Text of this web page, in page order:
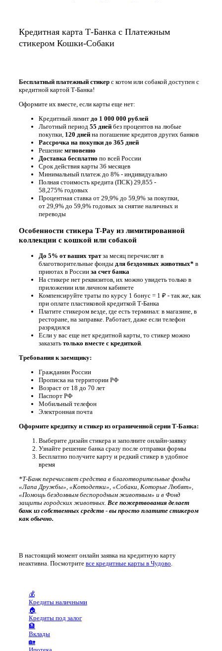
Кредитная карта Т-Банка с Платежным
стикером Кошки-Собаки
Бесплатный платежный стикер с котом или собакой доступен с
кредитной картой Т-Банка!
Оформите их вместе, если карты еще нет:
Кредитный лимит до 1 000 000 рублей
Льготный период 55 дней без процентов на любые
покупки, 120 дней на погашение кредитов других банков
Рассрочка на покупки до 365 дней
Решение мгновенно
Доставка бесплатно по всей России
Срок действия карты 36 месяцев
Минимальный платеж до 8% - индивидуально
Полная стоимость кредита (ПСК) 29,855 -
58,275% годовых
Процентная ставка от 29,9% до 59,9% за покупки,
от 29,9% до 59,9% годовых за снятие наличных и
переводы
Особенности стикера T-Pay из лимитированной
коллекции с кошкой или собакой
До 5% от ваших тратза месяц перечислят в
благотворительные фонды для бездомных животных* в
приютах в России за счет банка
На стикере нет реквизитов, их можно увидеть только в
приложении или личном кабинете
Компенсируйте траты по курсу 1 бонус = 1 ₽ - так же, как
при оплате пластиковой кредиткой Т-Банка
Платите стикером везде, где есть терминал: в магазине, в
ресторане, на заправке. Работает, даже если телефон
разрядился
Если у вас еще нет кредитной карты, то стикер можно
заказать только вместе с кредиткой.
Требования к заемщику:
Гражданин России
Прописка на территории РФ
Возраст от 18 до 70 лет
Паспорт РФ
Мобильный телефон
Электронная почта
Оформите кредитку и стикер из ограниченной серии Т-Банка:
Выберите дизайн стикера и заполните онлайн-заявку
Узнайте решение банка сразу после отправки формы
Бесплатно получите карту и редкий стикер в удобное
время
*Т-Банк перечисляет средства в благотворительные фонды
«Лапа Дружбы», «Котодетки», «Собаки, Которые Любят»,
«Помощь бездомным беспородным животным» и в Фонд
защиты городских животных. Все пожертвования делает
банк из собственных средств - вы просто платите стикером
как обычно.
В настоящий момент онлайн заявка на кредитную карту
неактивна. Посмотрите все кредитные карты в Чудово.
💰
Кредиты наличными
🏠
Кредиты под залог
🏦
Вклады
🏡